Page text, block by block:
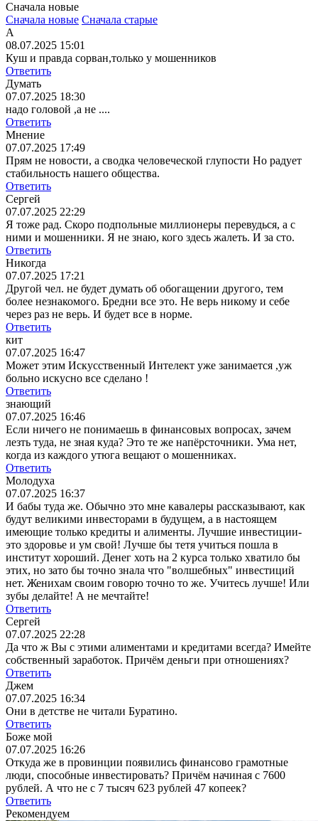
Сначала новые
Сначала новые Сначала старые
А
08.07.2025 15:01
Куш и правда сорван,только у мошенников
Ответить
Думать
07.07.2025 18:30
надо головой ,а не ....
Ответить
Мнение
07.07.2025 17:49
Прям не новости, а сводка человеческой глупости Но радует
стабильность нашего общества.
Ответить
Сергей
07.07.2025 22:29
Я тоже рад. Скоро подпольные миллионеры перевудься, а с
ними и мошенники. Я не знаю, кого здесь жалеть. И за сто.
Ответить
Никогда
07.07.2025 17:21
Другой чел. не будет думать об обогащении другого, тем
более незнакомого. Бредни все это. Не верь никому и себе
через раз не верь. И будет все в норме.
Ответить
кит
07.07.2025 16:47
Может этим Искусственный Интелект уже занимается ,уж
больно искусно все сделано !
Ответить
знающий
07.07.2025 16:46
Если ничего не понимаешь в финансовых вопросах, зачем
лезть туда, не зная куда? Это те же напёрсточники. Ума нет,
когда из каждого утюга вещают о мошенниках.
Ответить
Молодуха
07.07.2025 16:37
И бабы туда же. Обычно это мне кавалеры рассказывают, как
будут великими инвесторами в будущем, а в настоящем
имеющие только кредиты и алименты. Лучшие инвестиции-
это здоровье и ум свой! Лучше бы тетя учиться пошла в
институт хороший. Денег хоть на 2 курса только хватило бы
этих, но зато бы точно знала что "волшебных" инвестиций
нет. Женихам своим говорю точно то же. Учитесь лучше! Или
зубы делайте! А не мечтайте!
Ответить
Сергей
07.07.2025 22:28
Да что ж Вы с этими алиментами и кредитами всегда? Имейте
собственный заработок. Причём деньги при отношениях?
Ответить
Джем
07.07.2025 16:34
Они в детстве не читали Буратино.
Ответить
Боже мой
07.07.2025 16:26
Откуда же в провинции появились финансово грамотные
люди, способные инвестировать? Причём начиная с 7600
рублей. А что не с 7 тысяч 623 рублей 47 копеек?
Ответить
Рекомендуем